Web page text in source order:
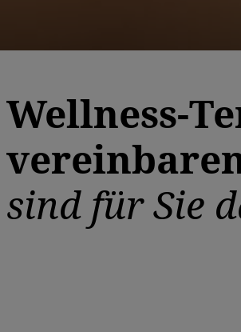
Wellness-
sind für Sie